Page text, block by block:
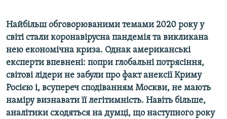
ДОЛУЧАЙСЯ!
Усі сайти RFE/RL
Найбільш обговорюваними темами 2020 року у
світі стали коронавірусна пандемія та викликана
нею економічна криза. Однак американські
експерти впевнені: попри глобальні потрясіння,
світові лідери не забули про факт анексії Криму
Росією і, всупереч сподіванням Москви, не мають
наміру визнавати її легітимність. Навіть більше,
аналітики сходяться на думці, що наступного року